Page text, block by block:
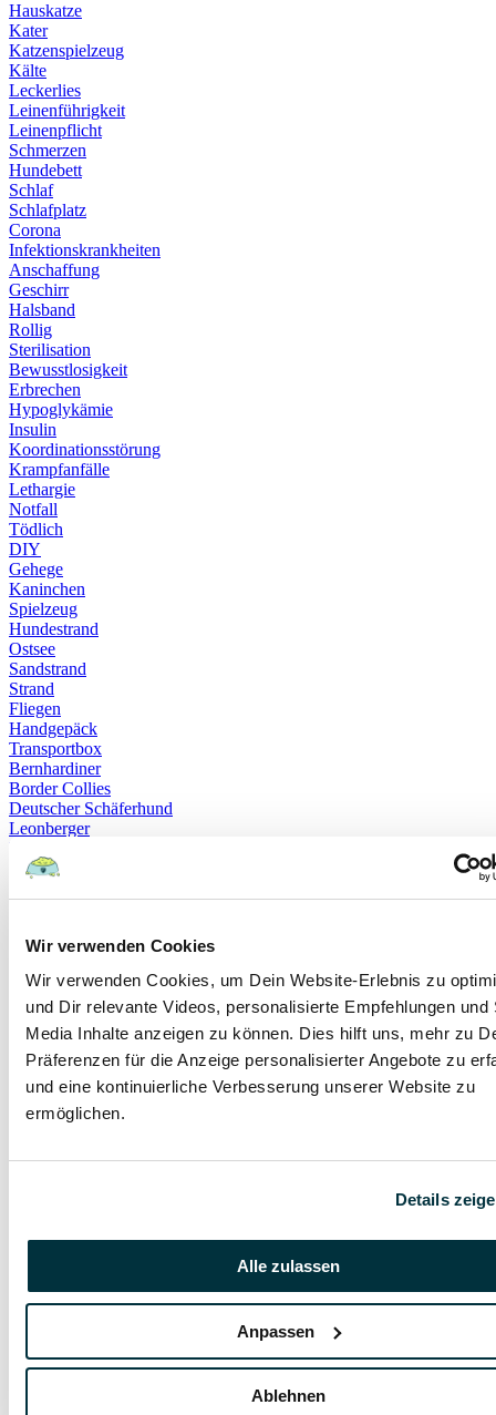
Wir verwenden Cookies
Wir verwenden Cookies, um Dein Website-Erlebnis zu
und Dir relevante Videos, personalisierte Empfehlungen und
Media Inhalte anzeigen zu können. Dies hilft uns, mehr zu
Präferenzen für die Anzeige personalisierter Angebote zu
und eine kontinuierliche Verbesserung unserer Website zu
ermöglichen.
Details
Alle zulassen
Anpassen
Ablehnen
Hauskatze
Kater
Katzenspielzeug
Kälte
Leckerlies
Leinenführigkeit
Leinenpflicht
Schmerzen
Hundebett
Schlaf
Schlafplatz
Corona
Infektionskrankheiten
Anschaffung
Geschirr
Halsband
Rollig
Sterilisation
Bewusstlosigkeit
Erbrechen
Hypoglykämie
Insulin
Koordinationsstörung
Krampfanfälle
Lethargie
Notfall
Tödlich
DIY
Gehege
Kaninchen
Spielzeug
Hundestrand
Ostsee
Sandstrand
Strand
Fliegen
Handgepäck
Transportbox
Bernhardiner
Border Collies
Deutscher Schäferhund
Leonberger
Magyar Vizslas
Malteser
Therapieverfahren
Haustierregister
Beißattacke
Gewebeschäden
Kratzer
Maulkorb
Wesem
Waschen
Würmer
Hautkrankheiten
Hornhautentzündung
Ellbogendysplasie